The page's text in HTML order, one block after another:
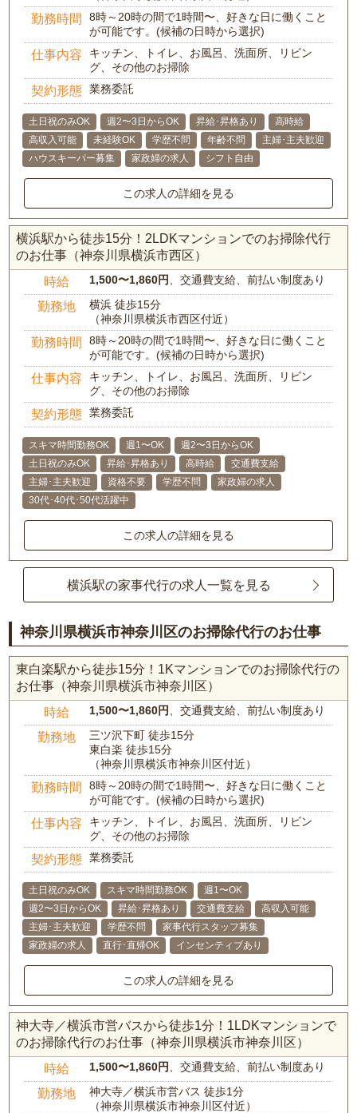
勤務時間
8時～20時の間で1時間〜、好きな日に働くこと
が可能です。(候補の日時から選択)
仕事内容
キッチン、トイレ、お風呂、洗面所、リビン
グ、その他のお掃除
契約形態 業務委託
土日祝のみOK 週2〜3日からOK 昇給･昇格あり
高時給
高収入可能
未経験OK 学歴不問 年齢不問
主婦･主夫歓迎
ハウスキーパー募集
家政婦の求人 シフト自由
この求人の詳細を見る
横浜駅から徒歩15分！2LDKマンションでのお掃除代行
のお仕事（神奈川県横浜市西区）
時給 1,500〜1,860円、交通費支給、前払い制度あり
勤務地
横浜 徒歩15分
（神奈川県横浜市西区付近）
勤務時間
8時～20時の間で1時間〜、好きな日に働くこと
が可能です。(候補の日時から選択)
仕事内容
キッチン、トイレ、お風呂、洗面所、リビン
グ、その他のお掃除
契約形態 業務委託
スキマ時間勤務OK 週1〜OK
週2〜3日からOK
土日祝のみOK
昇給･昇格あり 高時給
交通費支給
主婦･主夫歓迎
資格不要 学歴不問
家政婦の求人
30代･40代･50代活躍中
この求人の詳細を見る
横浜駅の家事代行の求人一覧を見る
神奈川県横浜市神奈川区のお掃除代行のお仕事
東白楽駅から徒歩15分！1Kマンションでのお掃除代行の
お仕事（神奈川県横浜市神奈川区）
時給 1,500〜1,860円 、交通費支給、前払い制度あり
勤務地
三ツ沢下町 徒歩15分
東白楽 徒歩15分
（神奈川県横浜市神奈川区付近）
勤務時間
8時～20時の間で1時間〜、好きな日に働くこと
が可能です。(候補の日時から選択)
仕事内容
キッチン、トイレ、お風呂、洗面所、リビン
グ、その他のお掃除
契約形態 業務委託
土日祝のみOK スキマ時間勤務OK
週1〜OK
週2〜3日からOK
昇給･昇格あり 交通費支給
高収入可能
主婦･主夫歓迎
学歴不問
家事代行スタッフ募集
家政婦の求人
直行･直帰OK インセンティブあり
この求人の詳細を見る
神大寺／横浜市営バスから徒歩1分！1LDKマンションで
のお掃除代行のお仕事（神奈川県横浜市神奈川区）
時給 1,500〜1,860円 、交通費支給、前払い制度あり
勤務地
神大寺／横浜市営バス 徒歩1分
（神奈川県横浜市神奈川区付近）